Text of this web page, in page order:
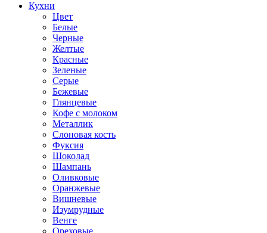
Кухни
Цвет
Белые
Черные
Желтые
Красные
Зеленые
Серые
Бежевые
Глянцевые
Кофе с молоком
Металлик
Слоновая кость
Фуксия
Шоколад
Шампань
Оливковые
Оранжевые
Вишневые
Изумрудные
Венге
Ореховые